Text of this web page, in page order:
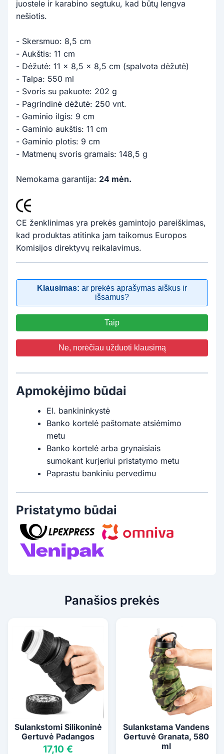
juostele ir karabino segtuku, kad būtų lengva
nešiotis.
- Skersmuo: 8,5 cm
- Aukštis: 11 cm
- Dėžutė: 11 x 8,5 x 8,5 cm (spalvota dėžutė)
- Talpa: 550 ml
- Svoris su pakuote: 202 g
- Pagrindinė dėžutė: 250 vnt.
- Gaminio ilgis: 9 cm
- Gaminio aukštis: 11 cm
- Gaminio plotis: 9 cm
- Matmenų svoris gramais: 148,5 g
Nemokama garantija: 24 mėn.
CE ženklinimas yra prekės gamintojo pareiškimas,
kad produktas atitinka jam taikomus Europos
Komisijos direktyvų reikalavimus.
Klausimas: ar prekės aprašymas aiškus ir
išsamus?
Taip
Ne, norėčiau užduoti klausimą
Apmokėjimo būdai
El. bankininkystė
Banko kortelė paštomate atsiėmimo
metu
Banko kortelė arba grynaisiais
sumokant kurjeriui pristatymo metu
Paprastu bankiniu pervedimu
Pristatymo būdai
Panašios prekės
Sulankstomi Silikoninė
Gertuvė Padangos
17,10 €
Sulankstama Vandens
Gertuvė Granata, 580
ml